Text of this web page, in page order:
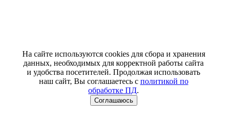
На сайте используются cookies для сбора и хранения
данных, необходимых для корректной работы сайта
и удобства посетителей. Продолжая использовать
наш сайт, Вы соглашаетесь с политикой по
обработке ПД.
Соглашаюсь